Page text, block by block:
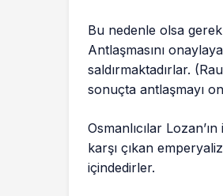
Bu nedenle olsa
Antlaşmasını
saldırmaktadırlar.
sonuçta antlaşmayı
Osmanlıcılar
karşı çıkan
içindedirler.